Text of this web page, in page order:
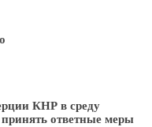
КНР в среду
ответные меры